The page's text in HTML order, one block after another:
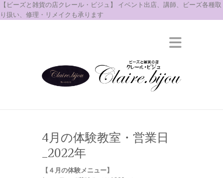
【ビーズと雑貨の店クレール・ビジュ】 イベント出店、講師、ビーズ各種取
り扱い、修理・リメイクも承ります
4月の体験教室・営業日
_2022年
【４月の体験メニュー】